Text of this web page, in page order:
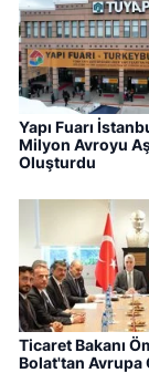
Yapı Fuarı
Milyon Avroyu
Oluşturdu
Ticaret Bakanı
Bolat'tan Avrupa